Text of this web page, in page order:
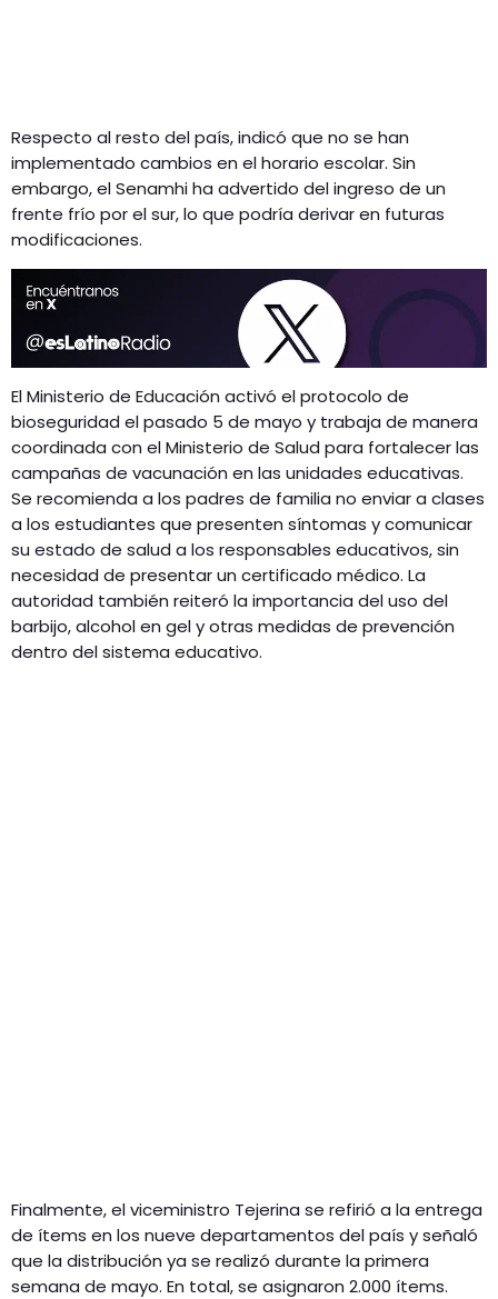
Respecto al resto del país, indicó que no se han
implementado cambios en el horario escolar. Sin
embargo, el Senamhi ha advertido del ingreso de un
frente frío por el sur, lo que podría derivar en futuras
modificaciones.
El Ministerio de Educación activó el protocolo de
bioseguridad el pasado 5 de mayo y trabaja de manera
coordinada con el Ministerio de Salud para fortalecer las
campañas de vacunación en las unidades educativas.
Se recomienda a los padres de familia no enviar a clases
a los estudiantes que presenten síntomas y comunicar
su estado de salud a los responsables educativos, sin
necesidad de presentar un certificado médico. La
autoridad también reiteró la importancia del uso del
barbijo, alcohol en gel y otras medidas de prevención
dentro del sistema educativo.
Finalmente, el viceministro Tejerina se refirió a la entrega
de ítems en los nueve departamentos del país y señaló
que la distribución ya se realizó durante la primera
semana de mayo. En total, se asignaron 2.000 ítems.